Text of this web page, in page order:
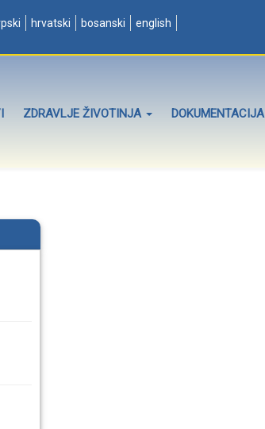
hrvatski bosanski english
ZDRAVLJE ŽIVOTINJA DOKUMENTACIJA